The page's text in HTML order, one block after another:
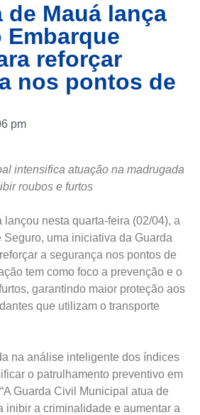
de Mauá lança
Embarque
reforçar
nos pontos de
pm
intensifica atuação na madrugada
roubos e furtos
lançou nesta quarta-feira (02/04), a
uma iniciativa da Guarda
a segurança nos pontos de
tem como foco a prevenção e o
garantindo maior proteção aos
que utilizam o transporte
na análise inteligente dos índices
o patrulhamento preventivo em
Guarda Civil Municipal atua de
inibir a criminalidade e aumentar a